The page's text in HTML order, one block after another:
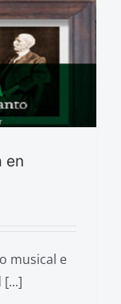
en
musical e